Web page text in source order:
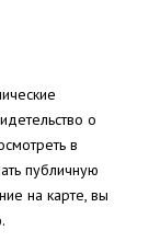
о
в
публичную
на карте, вы